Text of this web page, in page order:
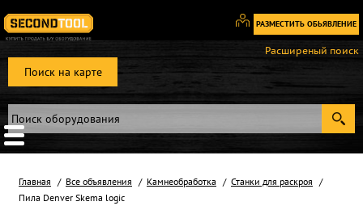
РАЗМЕСТИТЬ ОБЬЯВЛЕНИЕ
Вход
Регистрация
Поиск на карте
Расширеный поиск
Главная Все объявления Камнеобработка
Станки для раскроя
Пила Denver Skema logic